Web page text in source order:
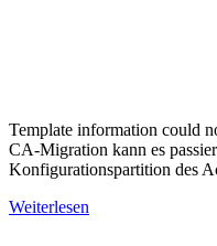
Template information could
CA-Migration kann es
Konfigurationspartition des
Weiterlesen